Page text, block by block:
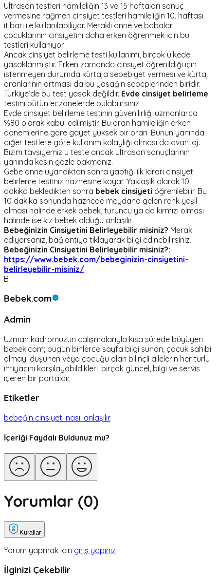
Ultrason testleri hamileliğin 13 ve 15 haftaları sonuç
vermesine rağmen cinsiyet testleri hamileliğin 10. haftası
itibari ile kullanılabiliyor. Meraklı anne ve babalar
çocuklarının cinsiyetini daha erken öğrenmek için bu
testleri kullanıyor.
Ancak cinsiyet belirleme testi kullanımı, birçok ülkede
yasaklanmıştır. Erken zamanda cinsiyet öğrenildiği için
istenmeyen durumda kürtaja sebebiyet vermesi ve kürtaj
oranlarının artması da bu yasağın sebeplerinden biridir.
Türkiye’de bu test yasak değildir. Evde cinsiyet belirleme
testini bütün eczanelerde bulabilirsiniz.
Evde cinsiyet belirleme testinin güvenilirliği uzmanlarca
%80 olarak kabul edilmiştir. Bu oran hamileliğin erken
dönemlerine göre gayet yüksek bir oran. Bunun yanında
diğer testlere göre kullanım kolaylığı olması da avantaj.
Bizim tavsiyemiz u teste ancak ultrason sonuçlarının
yanında kesin gözle bakmanız.
Gebe anne uyandıktan sonra yaptığı ilk idrarı cinsiyet
belirleme testiniz haznesine koyar. Yaklaşık olarak 10
dakika bekledikten sonra bebek cinsiyeti öğrenilebilir. Bu
10 dakika sonunda haznede meydana gelen renk yeşil
olması halinde erkek bebek, turuncu ya da kırmızı olması
halinde ise kız bebek olduğu anlaşılır.
Bebeğinizin Cinsiyetini Belirleyebilir misiniz? Merak
ediyorsanız, bağlantıya tıklayarak bilgi edinebilirsiniz.
Bebeğinizin Cinsiyetini Belirleyebilir misiniz?:
https://www.bebek.com/bebeginizin-cinsiyetini-
belirleyebilir-misiniz/
B
Bebek.com
Admin
Uzman kadromuzun çalışmalarıyla kısa sürede büyüyen
bebek.com; bugün binlerce sayfa bilgi sunan, çocuk sahibi
olmayı düşünen veya çocuğu olan bilinçli ailelerin her türlü
ihtiyacını karşılayabildikleri, birçok güncel, bilgi ve servis
içeren bir portaldır.
Etiketler
bebeğin cinsiyeti nasıl anlaşılır
İçeriği Faydalı Buldunuz mu?
Yorumlar (0)
Kurallar
Yorum yapmak için giriş yapınız
İlginizi Çekebilir